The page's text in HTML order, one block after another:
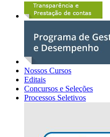
Nossos Cursos
Editais
Concursos e Seleções
Processos Seletivos